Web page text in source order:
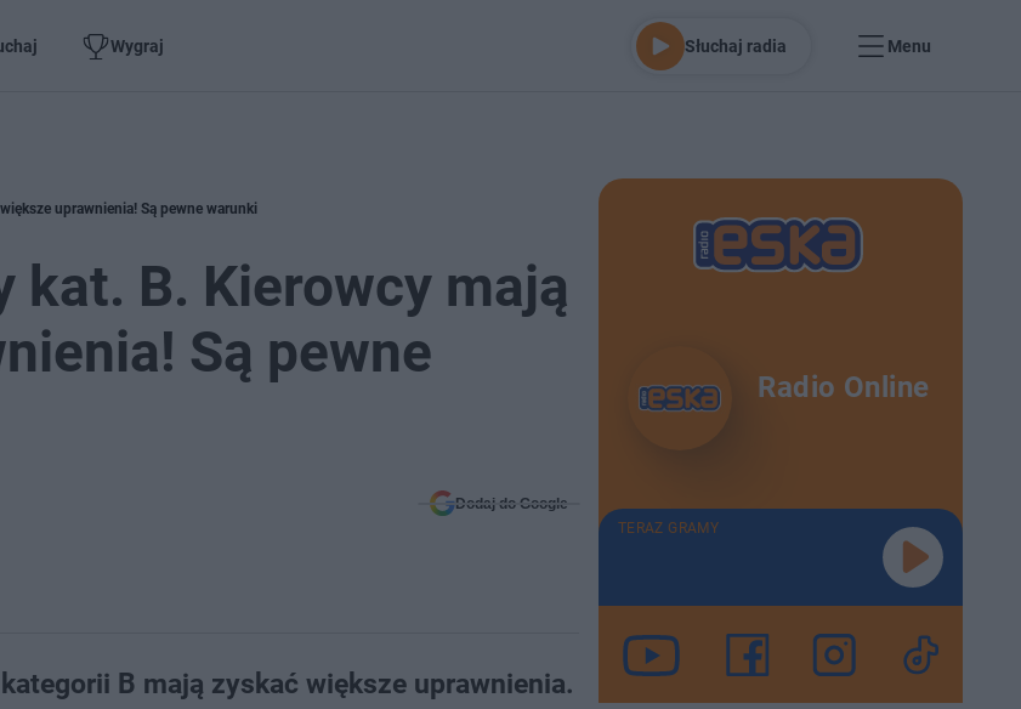
Wygraj Słuchaj radia Menu
uprawnienia! Są pewne warunki
kat. B. Kierowcy mają
Są pewne
Dodaj do Google
B mają zyskać większe uprawnienia.
Radio Online
TERAZ GRAMY